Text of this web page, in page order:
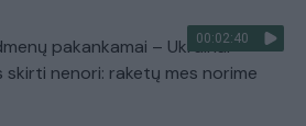
00:02:40
pakankamai – Ukrainai
skirti nenori: raketų mes norime